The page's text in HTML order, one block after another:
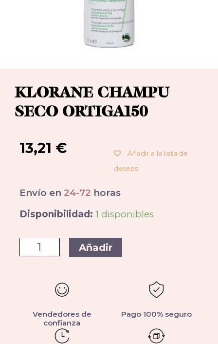
KLORANE CHAMPU
SECO ORTIGA150
13,21 €
Añadir a la lista de
deseos
Envío en 24-72 horas
Disponibilidad: 1 disponibles
Añadir
Vendedores de
confianza
Pago 100% seguro